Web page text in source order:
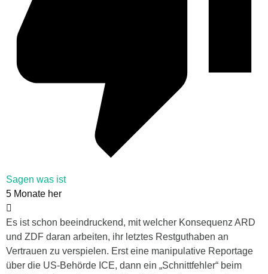
Sagen was ist
5 Monate her
Es ist schon beeindruckend, mit welcher Konsequenz ARD
und ZDF daran arbeiten, ihr letztes Restguthaben an
Vertrauen zu verspielen. Erst eine manipulative Reportage
über die US-Behörde ICE, dann ein „Schnittfehler“ beim